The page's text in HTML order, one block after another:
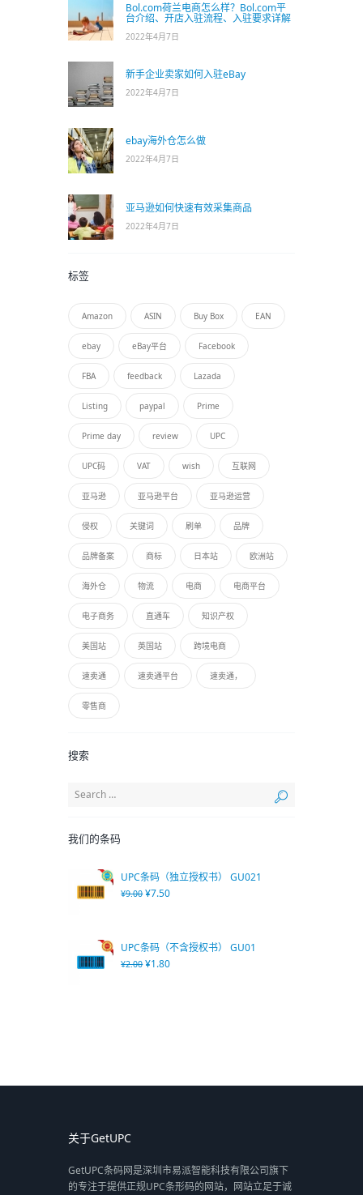
Bol.com荷兰电商怎么样？Bol.com平
台介绍、开店入驻流程、入驻要求详解
2022年4月7日
新手企业卖家如何入驻eBay
2022年4月7日
ebay海外仓怎么做
2022年4月7日
亚马逊如何快速有效采集商品
2022年4月7日
标签
Amazon ASIN Buy Box EAN
ebay eBay平台 Facebook
FBA feedback Lazada
Listing paypal Prime
Prime day review UPC
UPC码 VAT wish 互联网
亚马逊 亚马逊平台 亚马逊运营
侵权 关键词 刷单 品牌
品牌备案 商标 日本站 欧洲站
海外仓 物流 电商 电商平台
电子商务 直通车 知识产权
美国站 英国站 跨境电商
速卖通 速卖通平台 速卖通，
零售商
搜索
我们的条码
UPC条码（独立授权书） GU021
¥9.00 ¥7.50
UPC条码（不含授权书） GU01
¥2.00 ¥1.80
关于GetUPC
GetUPC条码网是深圳市易派智能科技有限公司旗下
的专注于提供正规UPC条形码的网站，网站立足于诚